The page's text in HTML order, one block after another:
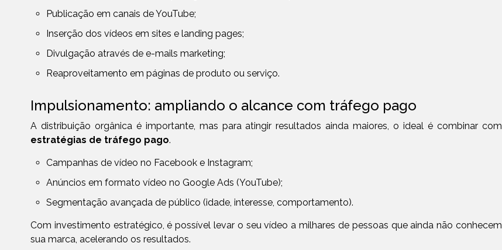
Publicação em canais de YouTube;
Inserção dos vídeos em sites e landing pages;
Divulgação através de e-mails marketing;
Reaproveitamento em páginas de produto ou serviço.
Impulsionamento: ampliando o alcance com tráfego pago
A distribuição orgânica é importante, mas para atingir resultados ainda maiores, o ideal é combinar com
estratégias de tráfego pago.
Campanhas de vídeo no Facebook e Instagram;
Anúncios em formato vídeo no Google Ads (YouTube);
Segmentação avançada de público (idade, interesse, comportamento).
Com investimento estratégico, é possível levar o seu vídeo a milhares de pessoas que ainda não conhecem
sua marca, acelerando os resultados.